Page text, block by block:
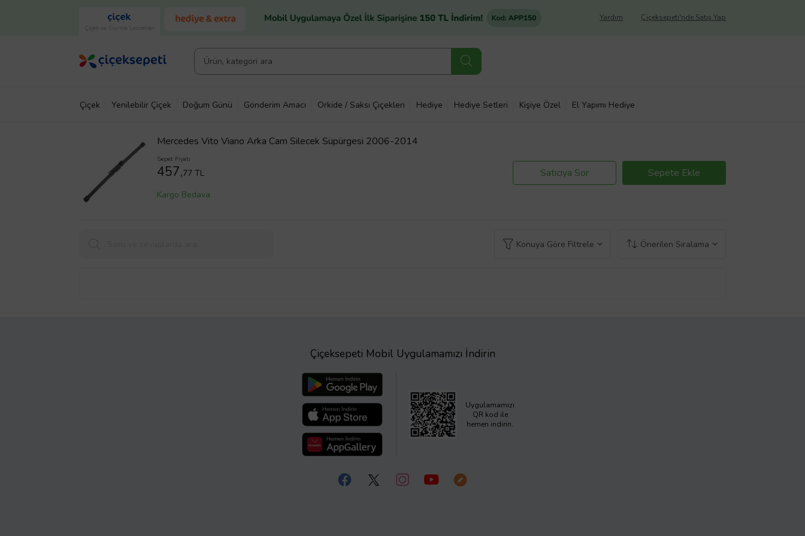
Çiçek ve Gurme Lezzetler
Çiçeksepeti'nde Satış Yap
Yardım
Çiçek Yenilebilir Çiçek Doğum Günü Gönderim Amacı Orkide / Saksı Çiçekleri Hediye Hediye Setleri Kişiye Özel El Yapımı Hediye
Mercedes Vito Viano Arka Cam Silecek Süpürgesi 2006-2014
Sepet Fiyatı
457,77 TL
Kargo Bedava
Satıcıya Sor Sepete Ekle
Konuya Göre Filtrele Önerilen Sıralama
Çiçeksepeti Mobil Uygulamamızı İndirin
Uygulamamızı
QR kod ile
hemen indirin.